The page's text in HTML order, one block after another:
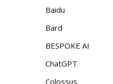
Baidu
Bard
BESPOKE AI
ChatGPT
Colossus